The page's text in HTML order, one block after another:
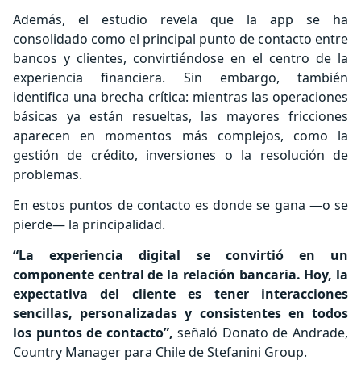
Además, el estudio revela que la app se ha
consolidado como el principal punto de contacto entre
bancos y clientes, convirtiéndose en el centro de la
experiencia financiera. Sin embargo, también
identifica una brecha crítica: mientras las operaciones
básicas ya están resueltas, las mayores fricciones
aparecen en momentos más complejos, como la
gestión de crédito, inversiones o la resolución de
problemas.
En estos puntos de contacto es donde se gana —o se
pierde— la principalidad.
“La experiencia digital se convirtió en un
componente central de la relación bancaria. Hoy, la
expectativa del cliente es tener interacciones
sencillas, personalizadas y consistentes en todos
los puntos de contacto”, señaló Donato de Andrade,
Country Manager para Chile de Stefanini Group.